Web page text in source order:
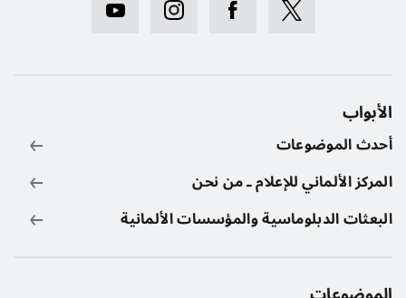
الأبواب
أحدث الموضوعات
المركز الألماني للإعلام ـ من نحن
البعثات الدبلوماسية والمؤسسات الألمانية